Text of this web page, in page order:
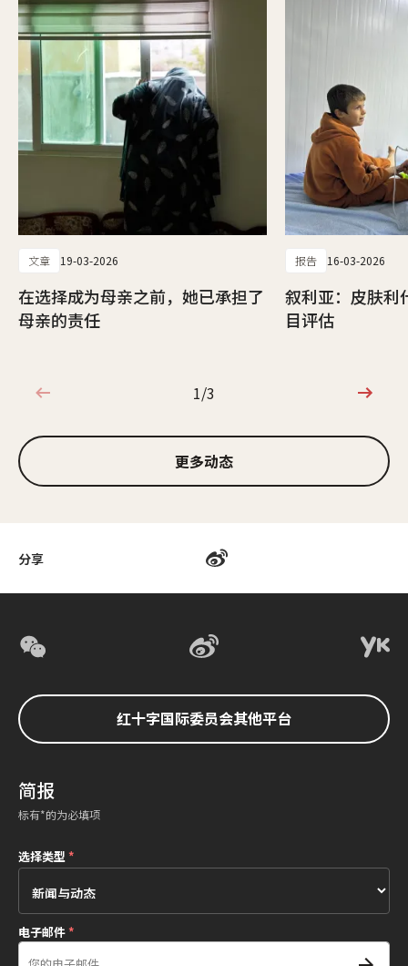
分享
文章 19-03-2026
在选择成为母亲之前，她已承担了
母亲的责任
报告 16-03-2026
叙利亚：皮肤利
目评估
1/3
1/3
更多动态
红十字国际委员会其他平台
简报
标有*的为必填项
选择类型*
电子邮件*